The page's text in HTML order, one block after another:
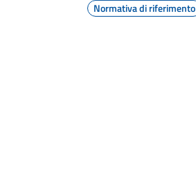
Normativa di riferimento